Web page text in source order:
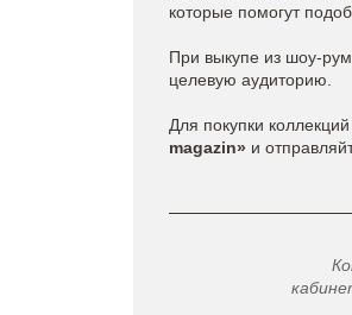
которые помогут
При выкупе из шоу-
целевую аудиторию.
Для покупки
magazin» и